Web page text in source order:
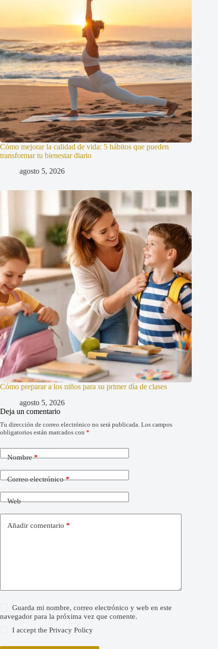
Cómo mejorar la calidad de vida: 5 hábitos que pueden
transformar tu bienestar diario
agosto 5, 2026
Cómo preparar a los niños para su primer día de clases
agosto 5, 2026
Deja un comentario
Tu dirección de correo electrónico no será publicada. Los campos
obligatorios están marcados con *
Nombre*
Correo electrónico*
Web
Añadir comentario *
Guarda mi nombre, correo electrónico y web en este
navegador para la próxima vez que comente.
I accept thePrivacy Policy